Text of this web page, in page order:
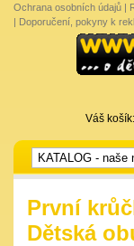
Ochrana osobních údajů |
| Doporučení, pokyny k
Váš košík:
První
Dětská